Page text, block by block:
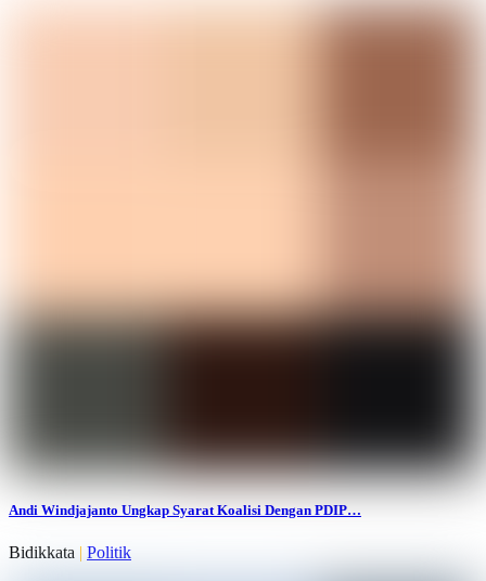
Andi Windjajanto Ungkap Syarat Koalisi Dengan PDIP…
Bidikkata | Politik